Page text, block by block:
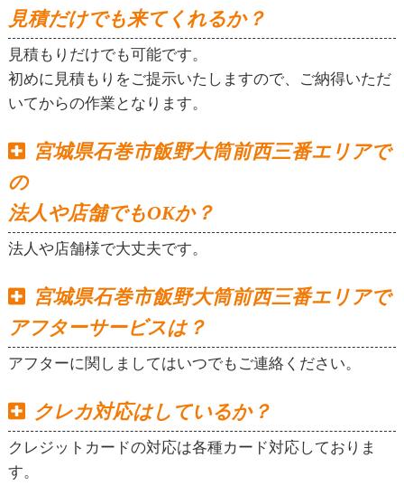
見積だけでも来てくれるか？
見積もりだけでも可能です。
初めに見積もりをご提示いたしますので、ご納得いただ
いてからの作業となります。
宮城県石巻市飯野大筒前西三番エリアで
の
法人や店舗でもOKか？
法人や店舗様で大丈夫です。
宮城県石巻市飯野大筒前西三番エリアで
アフターサービスは？
アフターに関しましてはいつでもご連絡ください。
クレカ対応はしているか？
クレジットカードの対応は各種カード対応しておりま
す。